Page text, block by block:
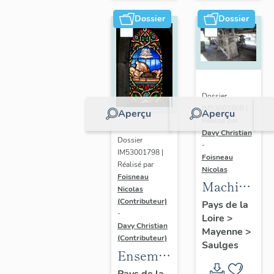
Grillon,
7 rue des
Deux-
Églises,
Saulges
Dossier
Aperçu
Dossier
IM53001798 |
Réalisé par
Foisneau
Nicolas
(Contributeur)
-
Davy Christian
(Contributeur)
Ensemble
Dossier
Aperçu
Dossier
IM53001808 |
Réalisé par
Davy Christian
-
Foisneau
Nicolas
Machine
à
égrener :
batteuse
- les
Pays de la
Loire >
Mayenne >
Saulges